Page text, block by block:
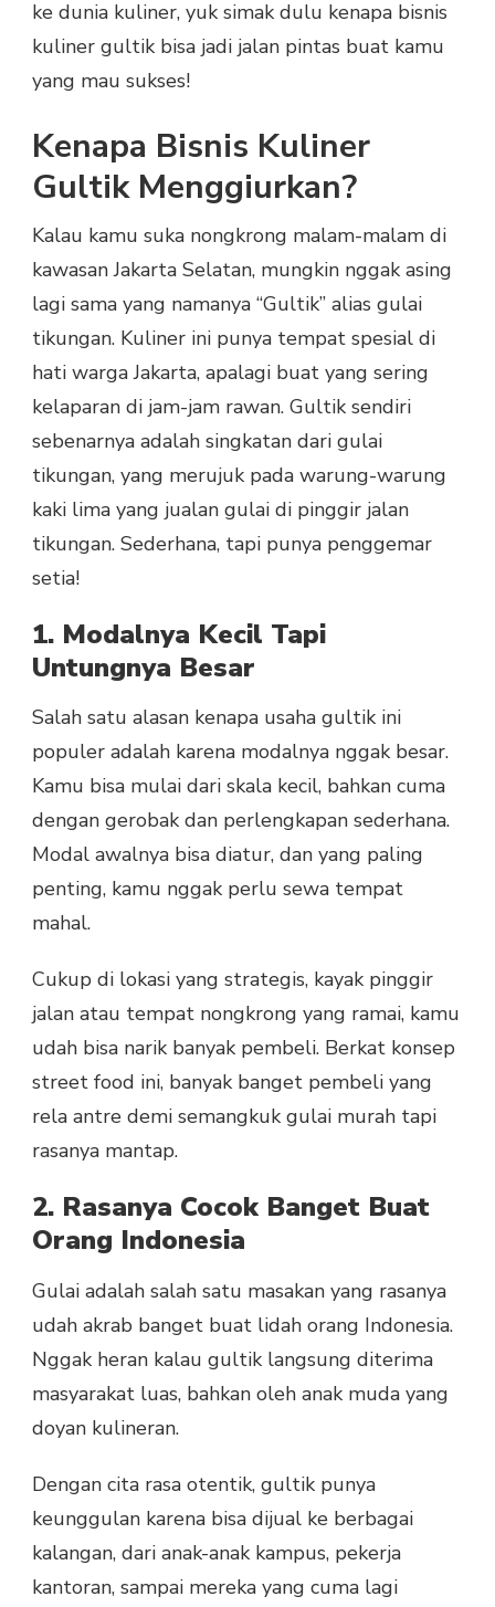
ke dunia kuliner, yuk simak dulu kenapa bisnis
kuliner gultik bisa jadi jalan pintas buat kamu
yang mau sukses!
Kenapa Bisnis Kuliner
Gultik Menggiurkan?
Kalau kamu suka nongkrong malam-malam di
kawasan Jakarta Selatan, mungkin nggak asing
lagi sama yang namanya “Gultik” alias gulai
tikungan. Kuliner ini punya tempat spesial di
hati warga Jakarta, apalagi buat yang sering
kelaparan di jam-jam rawan. Gultik sendiri
sebenarnya adalah singkatan dari gulai
tikungan, yang merujuk pada warung-warung
kaki lima yang jualan gulai di pinggir jalan
tikungan. Sederhana, tapi punya penggemar
setia!
1. Modalnya Kecil Tapi
Untungnya Besar
Salah satu alasan kenapa usaha gultik ini
populer adalah karena modalnya nggak besar.
Kamu bisa mulai dari skala kecil, bahkan cuma
dengan gerobak dan perlengkapan sederhana.
Modal awalnya bisa diatur, dan yang paling
penting, kamu nggak perlu sewa tempat
mahal.
Cukup di lokasi yang strategis, kayak pinggir
jalan atau tempat nongkrong yang ramai, kamu
udah bisa narik banyak pembeli. Berkat konsep
street food ini, banyak banget pembeli yang
rela antre demi semangkuk gulai murah tapi
rasanya mantap.
2. Rasanya Cocok Banget Buat
Orang Indonesia
Gulai adalah salah satu masakan yang rasanya
udah akrab banget buat lidah orang Indonesia.
Nggak heran kalau gultik langsung diterima
masyarakat luas, bahkan oleh anak muda yang
doyan kulineran.
Dengan cita rasa otentik, gultik punya
keunggulan karena bisa dijual ke berbagai
kalangan, dari anak-anak kampus, pekerja
kantoran, sampai mereka yang cuma lagi